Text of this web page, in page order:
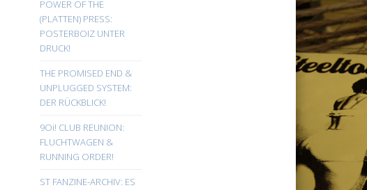
POWER OF THE
(PLATTEN) PRESS:
POSTERBOIZ UNTER
DRUCK!
THE PROMISED END &
UNPLUGGED SYSTEM:
DER RÜCKBLICK!
9Oi! CLUB REUNION:
FLUCHTWAGEN &
RUNNING ORDER!
ST FANZINE-ARCHIV: ES